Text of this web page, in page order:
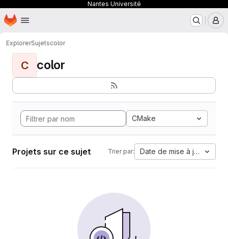
Nantes Université
Passer au contenu principal
Page d'accueil
ExplorerSujetscolor
C color
CMake
Projets sur ce sujet Trier par: Date de mise à jour